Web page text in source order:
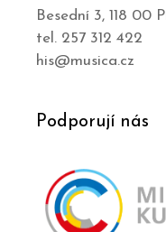
Besední 3, 118 00
tel. 257 312 422
his@musica.cz
Podporují nás